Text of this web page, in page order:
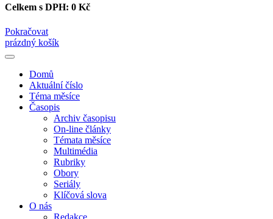
Celkem s DPH: 0 Kč
Pokračovat
prázdný košík
Domů
Aktuální číslo
Téma měsíce
Časopis
Archiv časopisu
On-line články
Témata měsíce
Multimédia
Rubriky
Obory
Seriály
Klíčová slova
O nás
Redakce